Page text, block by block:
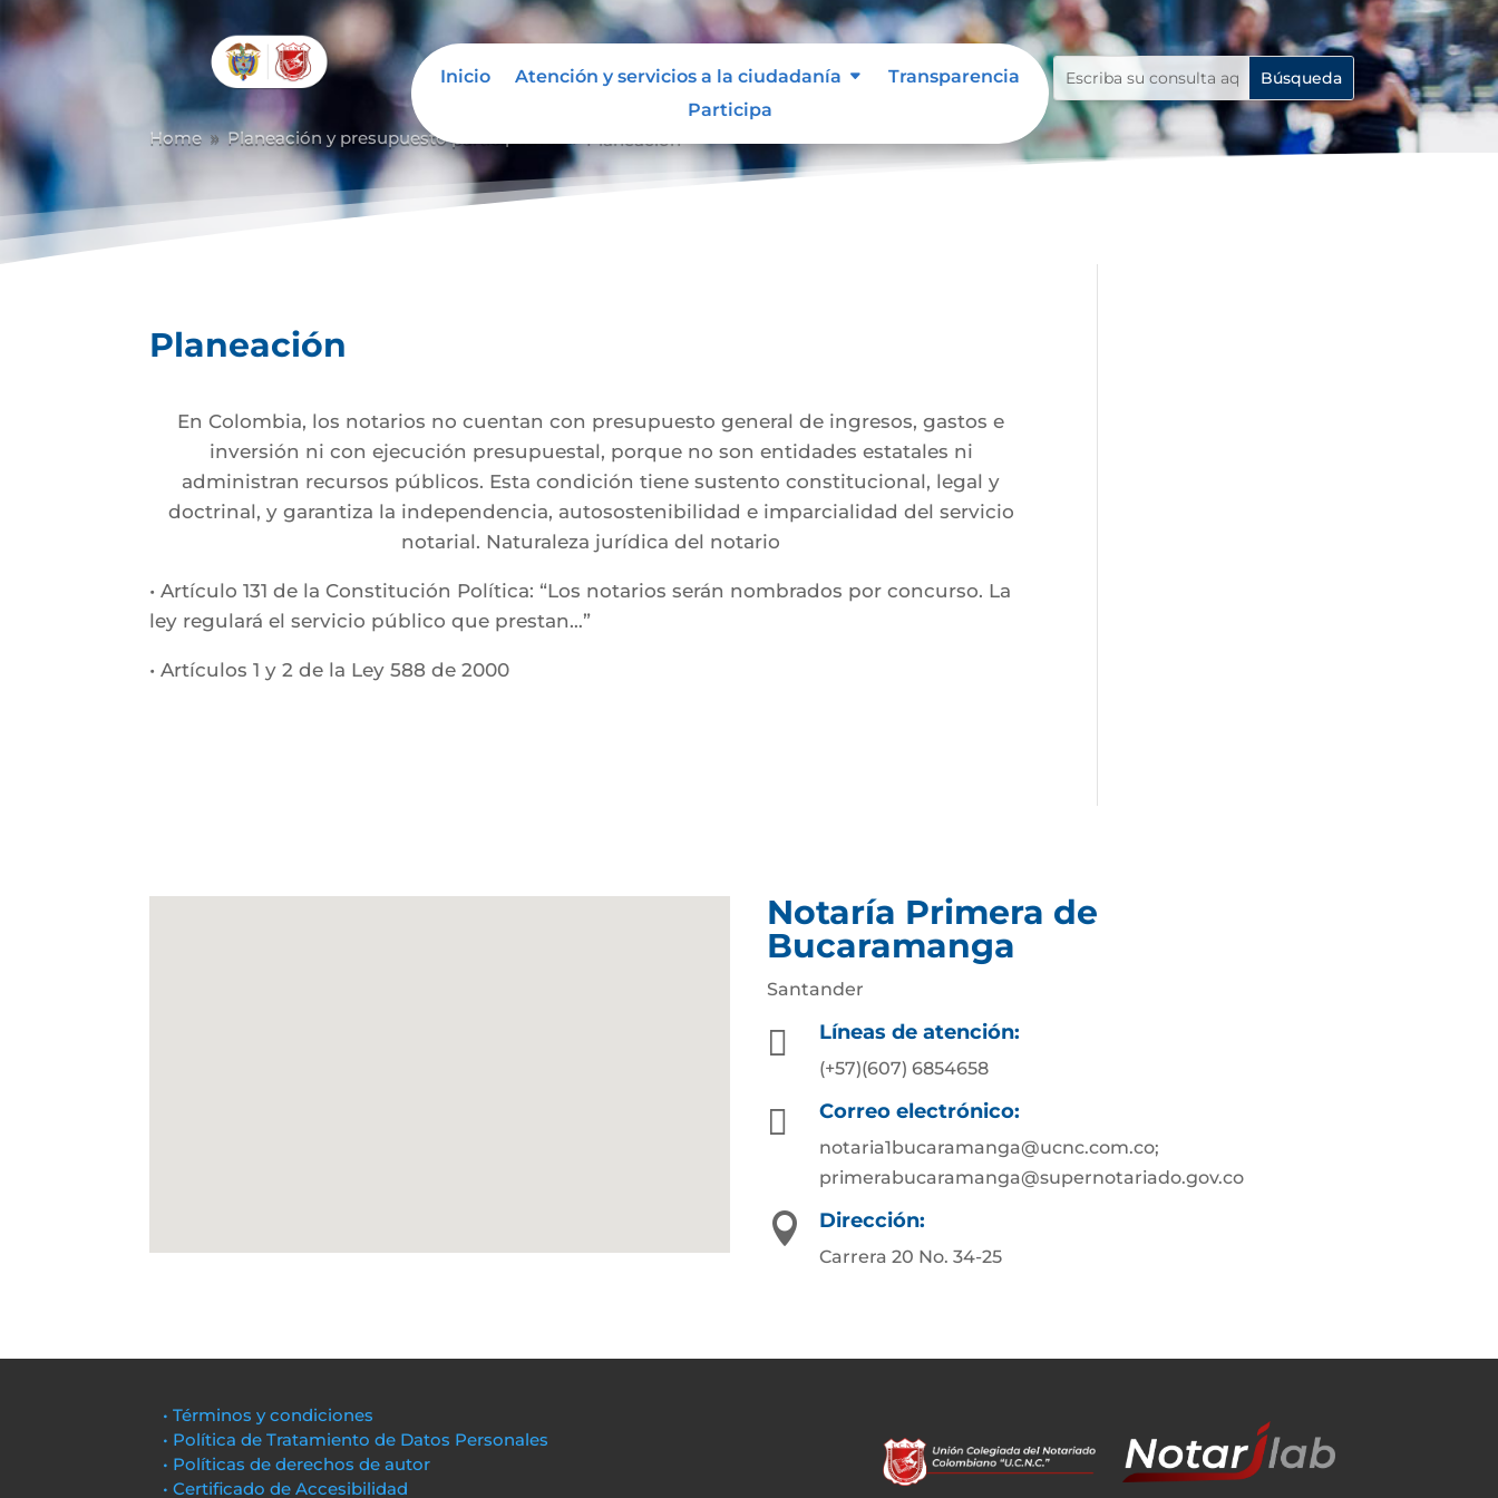
Inicio Atención y servicios a la ciudadanía
Transparencia
Participa
Home 9 Planeación y presupuesto participativo.
Planeación
En Colombia, los notarios no cuentan con presupuesto general de ingresos, gastos e
inversión ni con ejecución presupuestal, porque no son entidades estatales ni
administran recursos públicos. Esta condición tiene sustento constitucional, legal y
doctrinal, y garantiza la independencia, autosostenibilidad e imparcialidad del servicio
notarial. Naturaleza jurídica del notario
• Artículo 131 de la Constitución Política: “Los notarios serán nombrados por concurso. La
ley regulará el servicio público que prestan…”
• Artículos 1 y 2 de la Ley 588 de 2000
Notaría Primera de
Bucaramanga
Santander
 Líneas de atención:
(+57)(607) 6854658
 Correo electrónico:
notaria1bucaramanga@ucnc.com.co;
primerabucaramanga@supernotariado.gov.co
 Dirección:
Carrera 20 No. 34-25
• Términos y condiciones
• Política de Tratamiento de Datos Personales
• Políticas de derechos de autor
• Certificado de Accesibilidad